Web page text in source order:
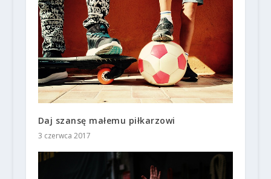
Daj szansę małemu piłkarzowi
3 czerwca 2017